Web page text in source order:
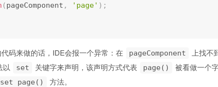
( pageComponent , 'page' ) ;
码来做的话，IDE会报一个异常：在 pageComponent
上找不
以
set 关键字来声明，该声明方式代表 page() 被看做一个
set page() 方法。